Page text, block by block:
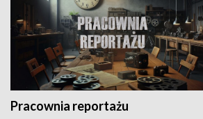
Pracownia reportażu